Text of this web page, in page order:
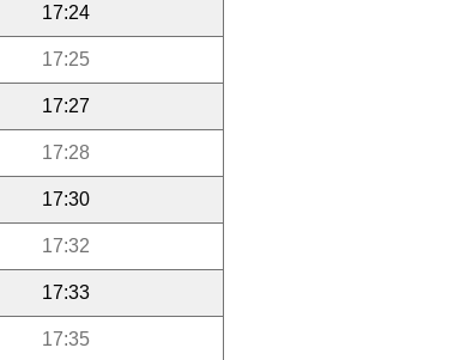
17:24
17:25
17:27
17:28
17:30
17:32
17:33
17:35